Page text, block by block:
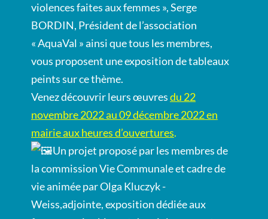
violences faites aux femmes », Serge
BORDIN, Président de l’association
« AquaVal » ainsi que tous les membres,
vous proposent une exposition de tableaux
peints sur ce thème.
Venez découvrir leurs œuvresdu 22
novembre 2022 au 09 décembre 2022 en
mairie aux heures d’ouvertures.
Un projet proposé par les membres de
la commission Vie Communale et cadre de
vie animée par Olga Kluczyk -
Weiss,adjointe, exposition dédiéeaux